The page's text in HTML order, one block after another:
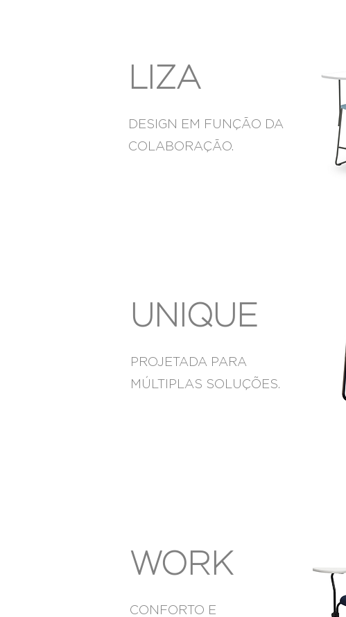
LIZA
DESIGN EM FUNÇÃO DA
COLABORAÇÃO.
UNIQUE
PROJETADA PARA
MÚLTIPLAS SOLUÇÕES.
WORK
CONFORTO E